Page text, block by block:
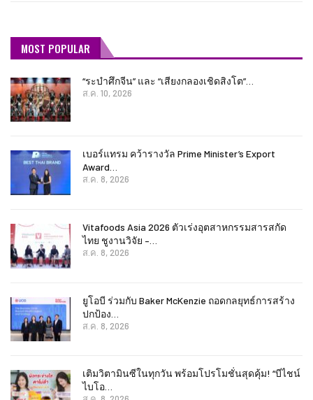
MOST POPULAR
“ระบำศึกจีน” และ “เสียงกลองเชิดสิงโต”…
ส.ค. 10, 2026
เบอร์แทรม คว้ารางวัล Prime Minister’s Export
Award…
ส.ค. 8, 2026
Vitafoods Asia 2026 ตัวเร่งอุตสาหกรรมสารสกัด
ไทย ชูงานวิจัย –…
ส.ค. 8, 2026
ยูโอบี ร่วมกับ Baker McKenzie ถอดกลยุทธ์การสร้าง
ปกป้อง…
ส.ค. 8, 2026
เติมวิตามินซีในทุกวัน พร้อมโปรโมชั่นสุดคุ้ม! “บีไชน์
ไบโอ…